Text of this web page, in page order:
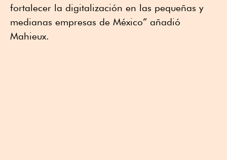
fortalecer la digitalización en las pequeñas y
medianas empresas de México” añadió
Mahieux.